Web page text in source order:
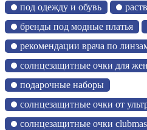
под одежду и обувь
бренды под модные платья
рекомендации врача по
солнцезащитные очки для
подарочные наборы
солнцезащитные очки от
солнцезащитные очки